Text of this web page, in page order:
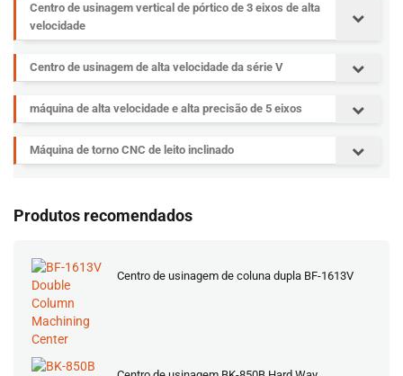
Centro de usinagem vertical de pórtico de 3 eixos de alta
velocidade
Centro de usinagem de alta velocidade da série V
máquina de alta velocidade e alta precisão de 5 eixos
Máquina de torno CNC de leito inclinado
Produtos recomendados
Centro de usinagem de coluna dupla BF-1613V